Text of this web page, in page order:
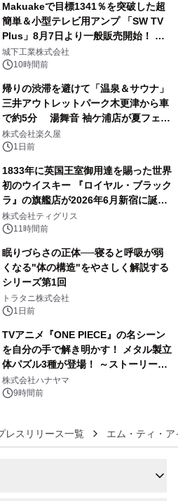
Makuakeで目標1341％を突破した超
簡単＆小型テレビ用アンプ 「SW TV
Plus」8月7日より一般販売開始！ ケ
ーブル1本つなぐだけ、テレビの音が
ぐっと豊かに
城下工業株式会社
10時間前
帰りの渋滞を避けて「温泉＆サウナ」
三井アウトレットパーク木更津から車
で約5分 湯舞音 袖ケ浦店が夏フェア
メニューを提供
株式会社楽久屋
1日前
1833年に英国王室御用達を賜った世界
初のウイスキー 『ロイヤル・ブラック
ラ』の旗艦店が2026年6月新宿に誕
生 バカルディ ジャパンと連携した
没入型バー「BAR Arca」
株式会社ティグリス
11時間前
眠りづらさの正体──寝ると呼吸が弱
くなる"体の構造"をやさしく解説する
シリーズ第1回
トラタニ株式会社
1日前
TVアニメ『ONE PIECE』の名シーン
を自分の手で解き明かす！ メタル製立
体パズル3種が登場！ ～ストーリーと
ギミックが融合した 大人の体験型パズ
ルが8月7日(金)12時より先行予約受付
株式会社ハナヤマ
9時間前
レスリリース一覧 エム・ティ・